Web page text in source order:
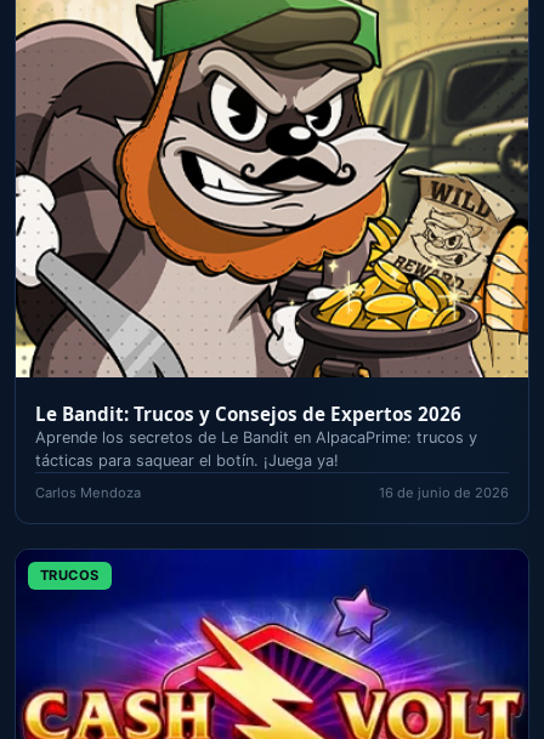
Le Bandit: Trucos y Consejos de Expertos 2026
Aprende los secretos de Le Bandit en AlpacaPrime: trucos y
tácticas para saquear el botín. ¡Juega ya!
Carlos Mendoza 16 de junio de 2026
TRUCOS